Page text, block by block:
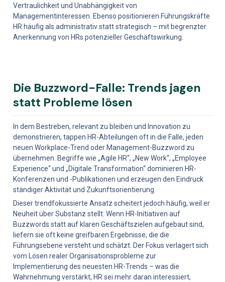
Vertraulichkeit und Unabhängigkeit von
Managementinteressen. Ebenso positionieren Führungskräfte
HR häufig als administrativ statt strategisch – mit begrenzter
Anerkennung von HRs potenzieller Geschäftswirkung.
Die Buzzword-Falle: Trends jagen
statt Probleme lösen
In dem Bestreben, relevant zu bleiben und Innovation zu
demonstrieren, tappen HR-Abteilungen oft in die Falle, jeden
neuen Workplace-Trend oder Management-Buzzword zu
übernehmen. Begriffe wie „Agile HR“, „New Work“, „Employee
Experience“ und „Digitale Transformation“ dominieren HR-
Konferenzen und -Publikationen und erzeugen den Eindruck
ständiger Aktivität und Zukunftsorientierung.
Dieser trendfokussierte Ansatz scheitert jedoch häufig, weil er
Neuheit über Substanz stellt. Wenn HR-Initiativen auf
Buzzwords statt auf klaren Geschäftszielen aufgebaut sind,
liefern sie oft keine greifbaren Ergebnisse, die die
Führungsebene versteht und schätzt. Der Fokus verlagert sich
vom Lösen realer Organisationsprobleme zur
Implementierung des neuesten HR-Trends – was die
Wahrnehmung verstärkt, HR sei mehr daran interessiert,